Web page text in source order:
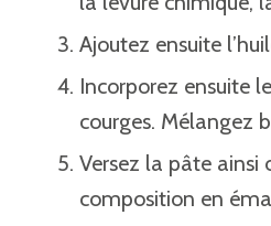
Ajoutez ensuite
Incorporez ensuite
courges. Mélangez
Versez la pâte
composition en